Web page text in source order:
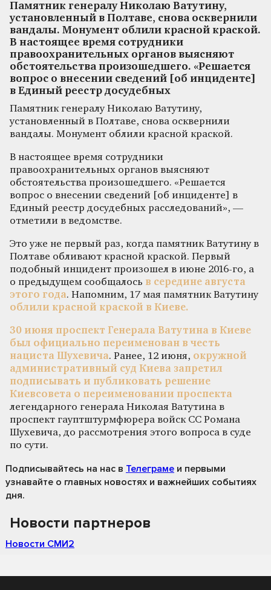
Памятник генералу Николаю Ватутину,
установленный в Полтаве, снова осквернили
вандалы. Монумент облили красной краской.
В настоящее время сотрудники
правоохранительных органов выясняют
обстоятельства произошедшего. «Решается
вопрос о внесении сведений [об инциденте]
в Единый реестр досудебных
Памятник генералу Николаю Ватутину,
установленный в Полтаве, снова осквернили
вандалы. Монумент облили красной краской.
В настоящее время сотрудники
правоохранительных органов выясняют
обстоятельства произошедшего. «Решается
вопрос о внесении сведений [об инциденте] в
Единый реестр досудебных расследований», —
отметили в ведомстве.
Это уже не первый раз, когда памятник Ватутину в
Полтаве обливают красной краской. Первый
подобный инцидент произошел в июне 2016-го, а
о предыдущем сообщалось в середине августа
этого года. Напомним, 17 мая памятник Ватутину
облили красной краской в Киеве.
30 июня проспект Генерала Ватутина в Киеве
был официально переименован в честь
нациста Шухевича. Ранее, 12 июня, окружной
административный суд Киева запретил
подписывать и публиковать решение
Киевсовета о переименовании проспекта
легендарного генерала Николая Ватутина в
проспект гауптштурмфюрера войск СС Романа
Шухевича, до рассмотрения этого вопроса в суде
по сути.
Подписывайтесь на нас в Телеграме и первыми
узнавайте о главных новостях и важнейших событиях
дня.
Новости партнеров
Новости СМИ2